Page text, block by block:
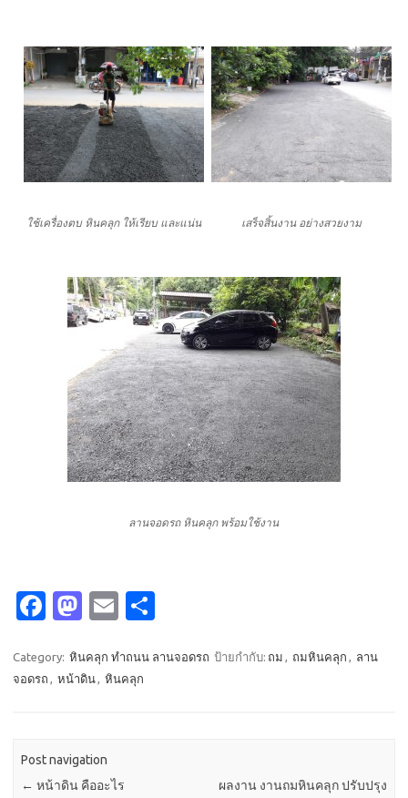
ใช้เครื่องตบ หินคลุก ให้เรียบ และแน่น เสร็จสิ้นงาน อย่างสวยงาม
ลานจอดรถ หินคลุก พร้อมใช้งาน
Fa
e
b
o
k
M
t
o
o
n
E
ail ar
Category: หินคลุก ทำถนน ลานจอดรถ ป้ายกำกับ: ถม ถมหินคลุก
ลาน
จอดรถ
หน้าดิน หินคลุก
Post navigation
← หน้าดิน คืออะไร
ผลงาน งานถมหินคลุก ปรับปรุง